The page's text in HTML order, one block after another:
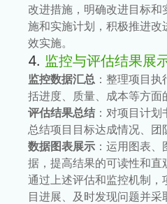
改进措施，明确改进目标
施和实施计划，积极推进
效实施。
4. 监控与评估结果展
监控数据汇总 ：整理项目
括进度、质量、成本等方面
评估结果总结：对项目计划
总结项目目标达成情况、团
数据图表展示 ：运用图表
据，提高结果的可读性和直
通过上述评估和监控机制
目进展、及时发现问题并